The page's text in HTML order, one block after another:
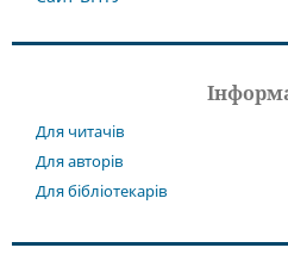
Для читачів
Для авторів
Для бібліотекарів